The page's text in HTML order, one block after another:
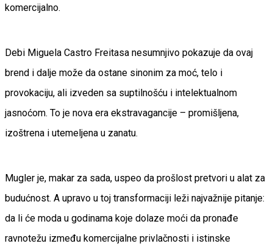
komercijalno.
Debi Miguela Castro Freitasa nesumnjivo pokazuje da ovaj
brend i dalje može da ostane sinonim za moć, telo i
provokaciju, ali izveden sa suptilnošću i intelektualnom
jasnoćom. To je nova era ekstravagancije – promišljena,
izoštrena i utemeljena u zanatu.
Mugler je, makar za sada, uspeo da prošlost pretvori u alat za
budućnost. A upravo u toj transformaciji leži najvažnije pitanje:
da li će moda u godinama koje dolaze moći da pronađe
ravnotežu između komercijalne privlačnosti i istinske